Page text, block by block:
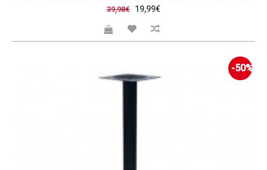
39,98€ 19,99€
-50%